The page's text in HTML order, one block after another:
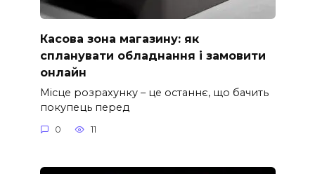
Касова зона магазину: як
спланувати обладнання і замовити
онлайн
Місце розрахунку – це останнє, що бачить
покупець перед
0 11